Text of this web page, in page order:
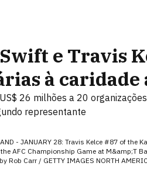
e Travis
à caridade
26 milhões a 20
representante
- JANUARY 28: Travis Kelce #87 of
AFC Championship Game at M&amp;T
Rob Carr / GETTY IMAGES NORTH